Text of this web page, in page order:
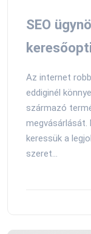
SEO
Az internet
eddiginél
származó
megvásárlását.
keressük a
szeret...